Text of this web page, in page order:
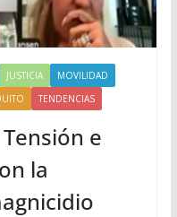
JUSTICIA
MOVILIDAD
TENDENCIAS
e
la